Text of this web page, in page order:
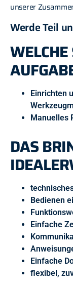
unserer
Werde Teil
Einrichten
Manuelles
DAS
Bedienen
Einfache
Einfache
flexibel,